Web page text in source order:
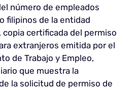
número de empleados
filipinos de la entidad
copia certificada del permiso
extranjeros emitida por el
de Trabajo y Empleo,
que muestra la
la solicitud de permiso de